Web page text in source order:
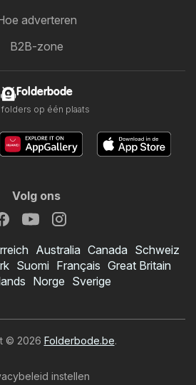
adverteren
B2B-zone
Folderbode
folders op één plaats
Volg ons
Australia Canada Schweiz
Suomi Français Great Britain
Norge Sverige
© 2026 Folderbode.be.
instellen